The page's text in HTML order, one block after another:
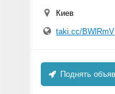
Киев
taki.cc/BWlRmV
Поднять